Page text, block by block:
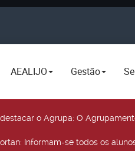
AEALIJO Gestão
o Agrupa: O
: Informam-se todos os